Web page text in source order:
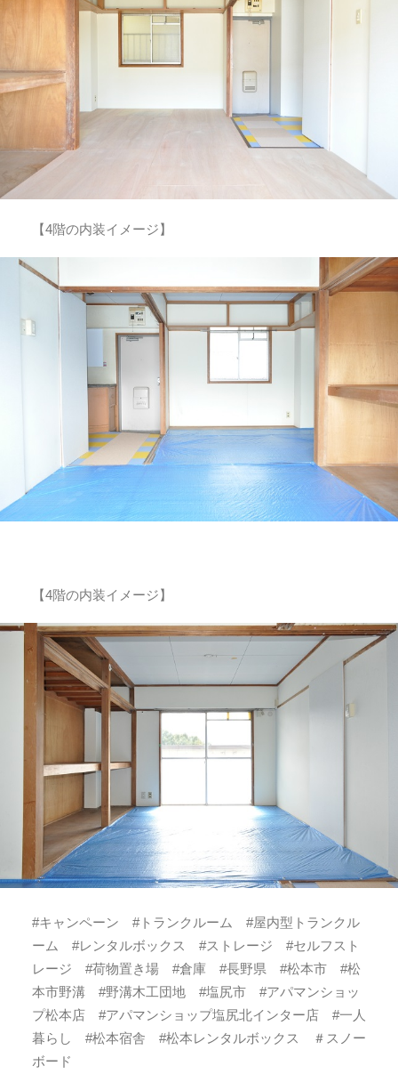
【4階の内装イメージ】
【4階の内装イメージ】
#キャンペーン #トランクルーム #屋内型トランクル
ーム #レンタルボックス #ストレージ #セルフスト
レージ #荷物置き場 #倉庫 #長野県 #松本市 #松
本市野溝 #野溝木工団地 #塩尻市 #アパマンショッ
プ松本店 #アパマンショップ塩尻北インター店 #一人
暮らし #松本宿舎 #松本レンタルボックス ＃スノー
ボード